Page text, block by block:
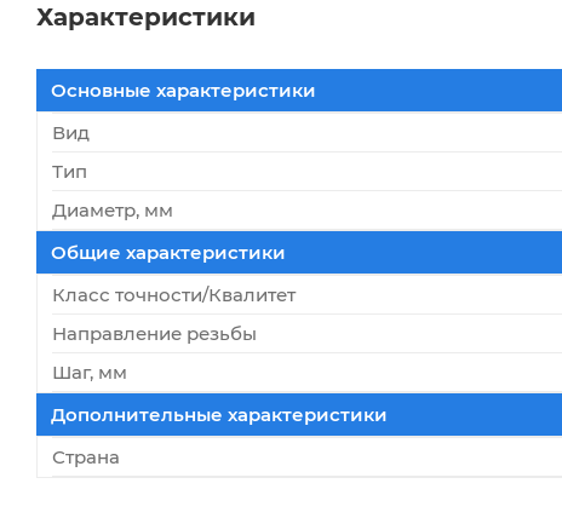
Характеристики
Основные характеристики
Вид
Тип
Диаметр, мм
Общие характеристики
Класс точности/Квалитет
Направление резьбы
Шаг, мм
Дополнительные характеристики
Страна